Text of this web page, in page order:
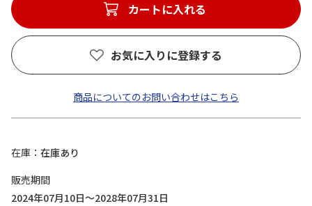
カートに入れる
お気に入りに登録する
商品についてのお問い合わせはこちら
在庫
在庫あり
販売期間
2024年07月10日～2028年07月31日